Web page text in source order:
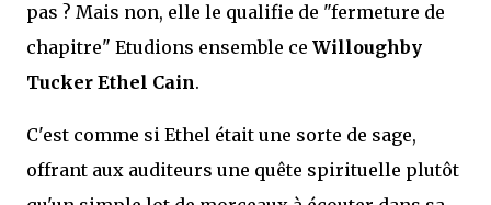
pas ? Mais non, elle le qualifie de "fermeture de
chapitre" Etudions ensemble ce Willoughby
Tucker Ethel Cain.
C'est comme si Ethel était une sorte de sage,
offrant aux auditeurs une quête spirituelle plutôt